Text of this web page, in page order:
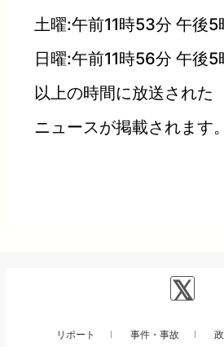
土曜:午前11時53分 午後5
日曜:午前11時56分 午後5
以上の時間に放送された
ニュースが掲載されます。
リポート 事件・事故